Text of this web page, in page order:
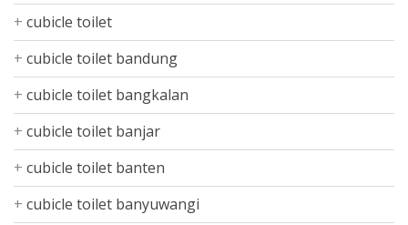
cubicle toilet
cubicle toilet bandung
cubicle toilet bangkalan
cubicle toilet banjar
cubicle toilet banten
cubicle toilet banyuwangi